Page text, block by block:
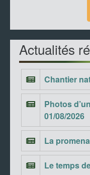
Actualités
Chantier
Photos
01/08/2026
La
Le temps